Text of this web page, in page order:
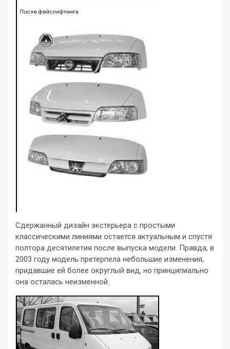
Сдержанный дизайн экстерьера с простыми
классическими линиями остается актуальным и спустя
полтора десятилетия после выпуска модели. Правда, в
2003 году модель претерпела небольшие изменения,
придавшие ей более округлый вид, но принципиально
она осталась неизменной.